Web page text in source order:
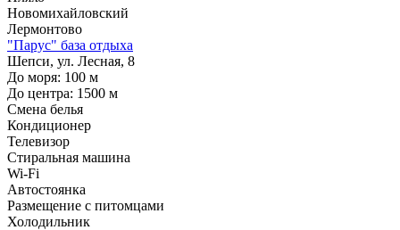
Новомихайловский
Лермонтово
"Парус" база отдыха
Шепси, ул. Лесная, 8
До моря: 100 м
До центра: 1500 м
Смена белья
Кондиционер
Телевизор
Стиральная машина
Wi-Fi
Автостоянка
Размещение с питомцами
Холодильник